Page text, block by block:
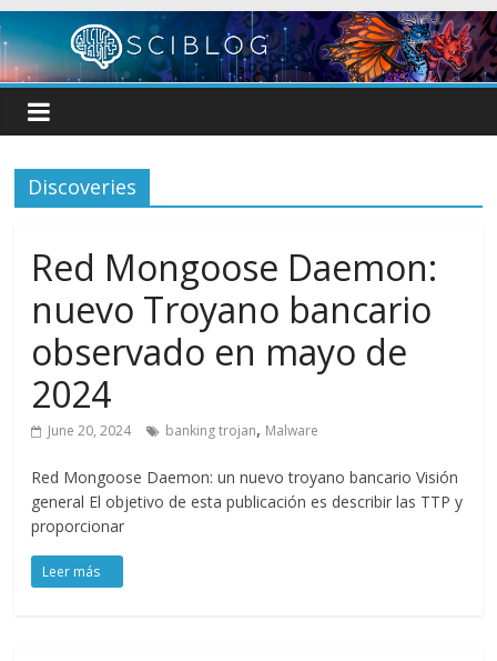
Skip
to
content
Discoveries
Red Mongoose Daemon:
nuevo Troyano bancario
observado en mayo de
2024
June 20, 2024 banking trojan, Malware
Red Mongoose Daemon: un nuevo troyano bancario Visión
general El objetivo de esta publicación es describir las TTP y
proporcionar